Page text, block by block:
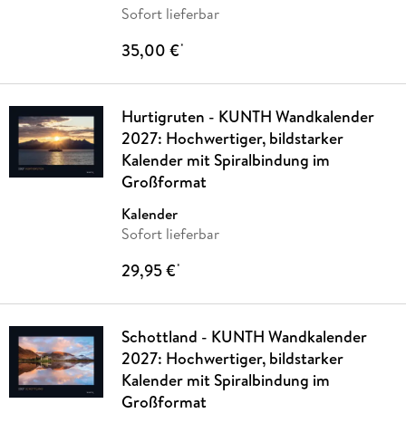
Sofort lieferbar
35,00 €*
Hurtigruten - KUNTH Wandkalender
2027: Hochwertiger, bildstarker
Kalender mit Spiralbindung im
Großformat
Kalender
Sofort lieferbar
29,95 €*
Schottland - KUNTH Wandkalender
2027: Hochwertiger, bildstarker
Kalender mit Spiralbindung im
Großformat